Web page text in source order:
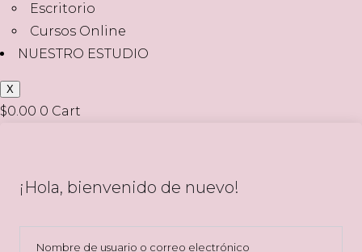
Escritorio
Cursos Online
NUESTRO ESTUDIO
X
$0.00 0 Cart
¡Hola, bienvenido de nuevo!